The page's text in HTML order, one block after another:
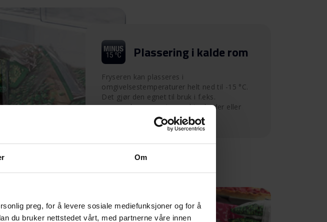
Om
preg, for å levere sosiale mediefunksjoner og for å
du bruker nettstedet vårt, med partnerne våre innen
Plassering i kalde rom
Fryseren kan plasseres i
omgivelsestemperaturer helt ned til -15 °C.
Det gjør den egnet til bruk i f.eks.
sommerhus, garasjer, verktøyboder eller